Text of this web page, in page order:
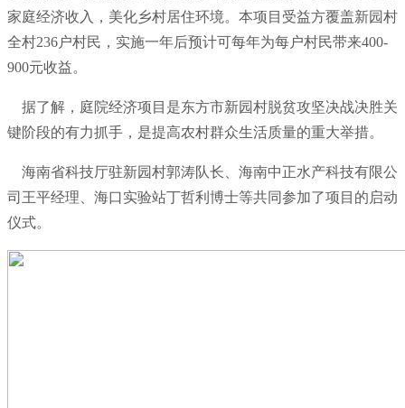
家庭经济收入，美化乡村居住环境。本项目受益方覆盖新园村
全村236户村民，实施一年后预计可每年为每户村民带来400-
900元收益。
据了解，庭院经济项目是东方市新园村脱贫攻坚决战决胜关
键阶段的有力抓手，是提高农村群众生活质量的重大举措。
海南省科技厅驻新园村郭涛队长、海南中正水产科技有限公
司王平经理、海口实验站丁哲利博士等共同参加了项目的启动
仪式。